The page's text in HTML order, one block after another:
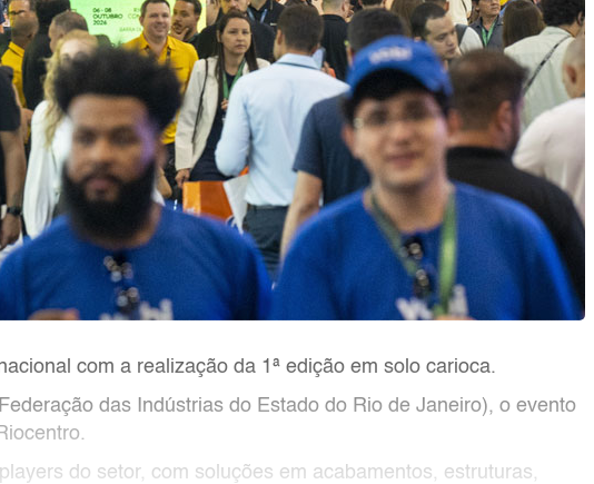
com a realização da 1ª edição em solo carioca.
das Indústrias do Estado do Rio de Janeiro), o evento
do setor, com soluções em acabamentos, estruturas,